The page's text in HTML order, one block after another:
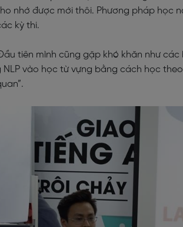
nhớ được mới thôi. Phương pháp học
kỳ thi.
tiên mình cũng gặp khó khăn như
vào học từ vựng bằng cách học